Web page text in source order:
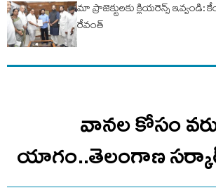
మా ప్రాజెక్టులకు క్లియరెన్స్ ఇవ్వండి:
రేవంత్
వానల కోసం
యాగం..తెలంగాణ